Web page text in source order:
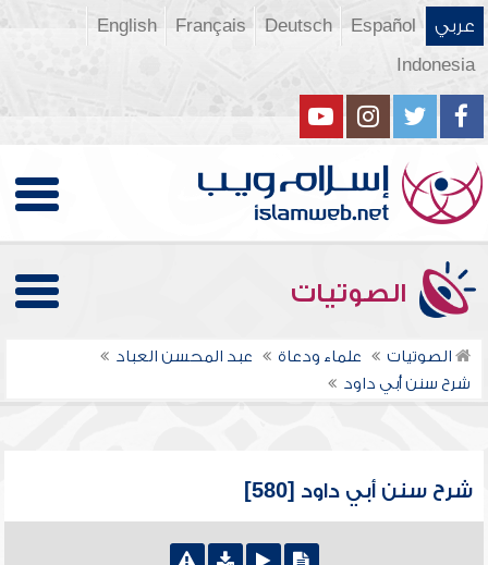
عربي Español
Deutsch
Français
English
Indonesia
الصوتيات
الصوتيات علماء ودعاة
عبد المحسن العباد
شرح سنن أبي داود
شرح سنن أبي داود [580]